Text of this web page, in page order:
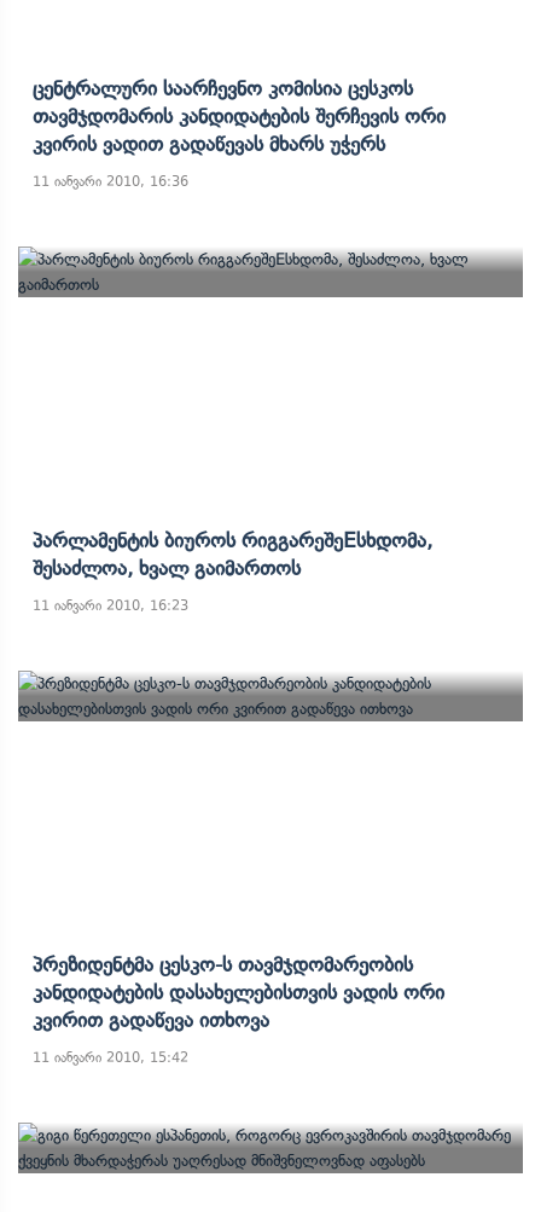
Ცენტრალური Საარჩევნო Კომისია Ცესკოს
Თავმჯდომარის Კანდიდატების Შერჩევის Ორი
Კვირის Ვადით Გადაწევას Მხარს Უჭერს
11 იანვარი 2010, 16:36
Პარლამენტის Ბიუროს ᲠიგგარეშეEსხდომა,
Შესაძლოა, Ხვალ Გაიმართოს
11 იანვარი 2010, 16:23
Პრეზიდენტმა Ცესკო-Ს Თავმჯდომარეობის
Კანდიდატების Დასახელებისთვის Ვადის Ორი
Კვირით Გადაწევა Ითხოვა
11 იანვარი 2010, 15:42